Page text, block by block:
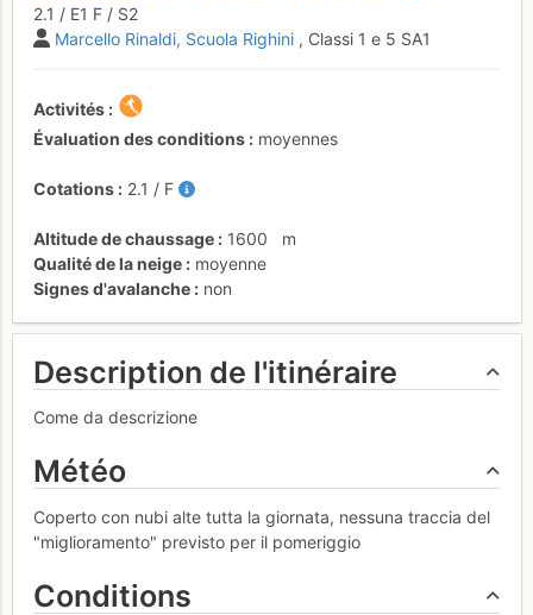
2.1 / E1 F / S2
Marcello Rinaldi Scuola Righini , Classi 1 e 5 SA1
Activités
Évaluation des conditions
moyennes
Cotations 2.1 / F
Altitude de chaussage 1600
m
Qualité de la neige
moyenne
Signes d'avalanche
non
Description de l'itinéraire
Come da descrizione
Météo
Coperto con nubi alte tutta la giornata, nessuna traccia del
"miglioramento" previsto per il pomeriggio
Conditions